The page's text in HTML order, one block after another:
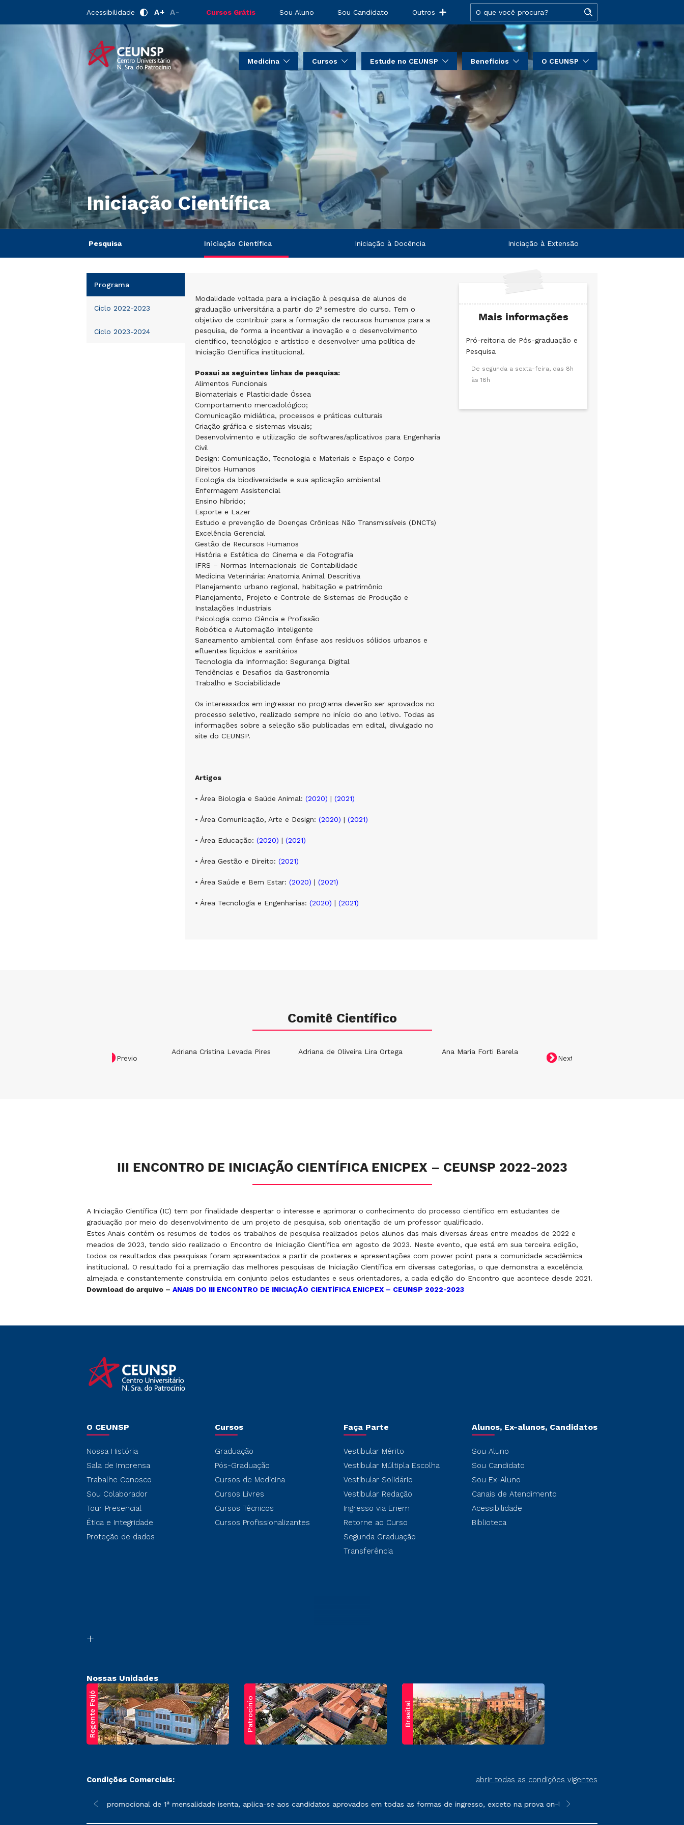
Acessibilidade A+ A- Cursos Grátis Sou Aluno Sou Candidato Outros
Medicina Cursos Estude no CEUNSP Benefícios O CEUNSP
Iniciação Científica
Pesquisa Iniciação Científica Iniciação à Docência Iniciação à Extensão
Programa
Ciclo 2022-2023
Ciclo 2023-2024
Modalidade voltada para a iniciação à pesquisa de alunos de
graduação universitária a partir do 2º semestre do curso. Tem o
objetivo de contribuir para a formação de recursos humanos para a
pesquisa, de forma a incentivar a inovação e o desenvolvimento
científico, tecnológico e artístico e desenvolver uma política de
Iniciação Científica institucional.
Possui as seguintes linhas de pesquisa:
Alimentos Funcionais
Biomateriais e Plasticidade Óssea
Comportamento mercadológico;
Comunicação midiática, processos e práticas culturais
Criação gráfica e sistemas visuais;
Desenvolvimento e utilização de softwares/aplicativos para Engenharia
Civil
Design: Comunicação, Tecnologia e Materiais e Espaço e Corpo
Direitos Humanos
Ecologia da biodiversidade e sua aplicação ambiental
Enfermagem Assistencial
Ensino híbrido;
Esporte e Lazer
Estudo e prevenção de Doenças Crônicas Não Transmissíveis (DNCTs)
Excelência Gerencial
Gestão de Recursos Humanos
História e Estética do Cinema e da Fotografia
IFRS – Normas Internacionais de Contabilidade
Medicina Veterinária: Anatomia Animal Descritiva
Planejamento urbano regional, habitação e patrimônio
Planejamento, Projeto e Controle de Sistemas de Produção e
Instalações Industriais
Psicologia como Ciência e Profissão
Robótica e Automação Inteligente
Saneamento ambiental com ênfase aos resíduos sólidos urbanos e
efluentes líquidos e sanitários
Tecnologia da Informação: Segurança Digital
Tendências e Desafios da Gastronomia
Trabalho e Sociabilidade
Os interessados em ingressar no programa deverão ser aprovados no
processo seletivo, realizado sempre no início do ano letivo. Todas as
informações sobre a seleção são publicadas em edital, divulgado no
site do CEUNSP.
Artigos
• Área Biologia e Saúde Animal:(2020) |(2021)
• Área Comunicação, Arte e Design:(2020) |(2021)
• Área Educação:(2020) |(2021)
• Área Gestão e Direito:(2021)
• Área Saúde e Bem Estar:(2020) |(2021)
• Área Tecnologia e Engenharias: (2020) |(2021)
Mais informações
Pró-reitoria de Pós-graduação e
Pesquisa
De segunda a sexta-feira, das 8h
às 18h
Comitê Científico
Adriana Cristina Levada Pires Adriana de Oliveira Lira Ortega Ana Maria Forti Barela
Previous
Next
III ENCONTRO DE INICIAÇÃO CIENTÍFICA ENICPEX – CEUNSP 2022-2023
A Iniciação Científica (IC) tem por finalidade despertar o interesse e aprimorar o conhecimento do processo científico em estudantes de
graduação por meio do desenvolvimento de um projeto de pesquisa, sob orientação de um professor qualificado.
Estes Anais contém os resumos de todos os trabalhos de pesquisa realizados pelos alunos das mais diversas áreas entre meados de 2022 e
meados de 2023, tendo sido realizado o Encontro de Iniciação Científica em agosto de 2023. Neste evento, que está em sua terceira edição,
todos os resultados das pesquisas foram apresentados a partir de posteres e apresentações com power point para a comunidade acadêmica
institucional. O resultado foi a premiação das melhores pesquisas de Iniciação Científica em diversas categorias, o que demonstra a excelência
almejada e constantemente construída em conjunto pelos estudantes e seus orientadores, a cada edição do Encontro que acontece desde 2021.
Download do arquivo – ANAIS DO III ENCONTRO DE INICIAÇÃO CIENTÍFICA ENICPEX – CEUNSP 2022-2023
O CEUNSP
Nossa História
Sala de Imprensa
Trabalhe Conosco
Sou Colaborador
Tour Presencial
Ética e Integridade
Proteção de dados
Cursos
Graduação
Pós-Graduação
Cursos de Medicina
Cursos Livres
Cursos Técnicos
Cursos Profissionalizantes
Faça Parte
Vestibular Mérito
Vestibular Múltipla Escolha
Vestibular Solidário
Vestibular Redação
Ingresso via Enem
Retorne ao Curso
Segunda Graduação
Transferência
Alunos, Ex-alunos, Candidatos
Sou Aluno
Sou Candidato
Sou Ex-Aluno
Canais de Atendimento
Acessibilidade
Biblioteca
Nossas Unidades
Regente Feijó Patrocínio Brasital
Condições Comerciais: abrir todas as condições vigentes
sofrer alterações nos períodos de rematrícula conforme exposto no contrato de prestação de serviços.
*A condição promocional de 1ª mensalidade isenta, aplica-se aos candidatos aprovados em todas as formas de ingresso, exceto na prova on-line ou agendada, que ofertam bolsas
**Semipresencial é um formato do